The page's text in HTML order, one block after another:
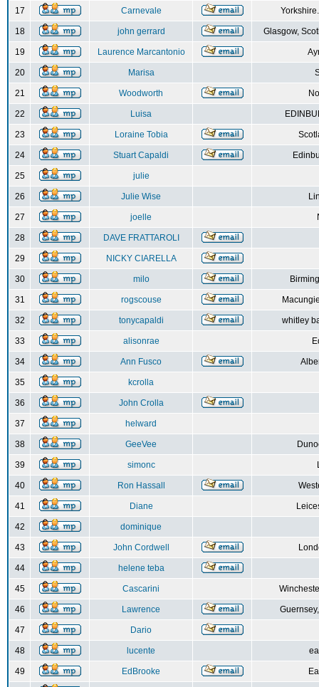
17 Carnevale
18 john gerrard Glasgow,
19 Laurence Marcantonio
20 Marisa
21 Woodworth
22 Luisa
23 Loraine Tobia
24 Stuart Capaldi
25 julie
26 Julie Wise
27 joelle
28 DAVE FRATTAROLI
29 NICKY CIARELLA
30 milo
31 rogscouse
32 tonycapaldi whitley
33 alisonrae
34 Ann Fusco
35 kcrolla
36 John Crolla
37 helward
38 GeeVee
39 simonc
40 Ron Hassall
41 Diane
42 dominique
43 John Cordwell
44 helene teba
45 Cascarini
46 Lawrence
47 Dario
48 lucente
49 EdBrooke